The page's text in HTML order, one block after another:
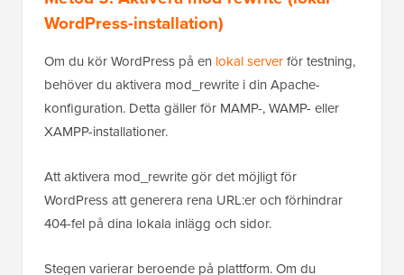
WordPress-installation)
Om du kör WordPress på en lokal serverför testning,
behöver du aktivera mod_rewrite i din Apache-
konfiguration. Detta gäller för MAMP-, WAMP- eller
XAMPP-installationer.
Att aktivera mod_rewrite gör det möjligt för
WordPress att generera rena URL:er och förhindrar
404-fel på dina lokala inlägg och sidor.
Stegen varierar beroende på plattform. Om du